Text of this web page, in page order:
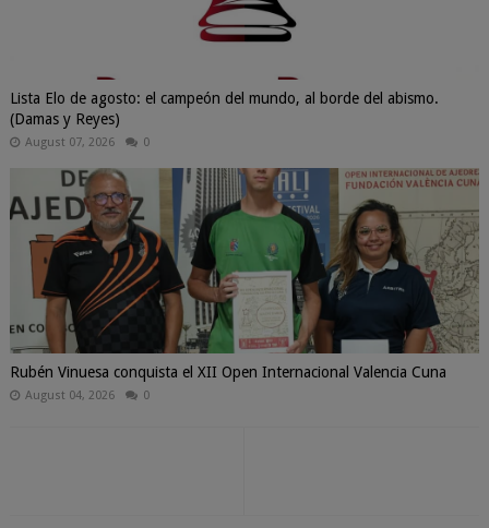
Lista Elo de agosto: el campeón del mundo, al borde del abismo.
(Damas y Reyes)
August 07, 2026 0
Rubén Vinuesa conquista el XII Open Internacional Valencia Cuna
August 04, 2026 0